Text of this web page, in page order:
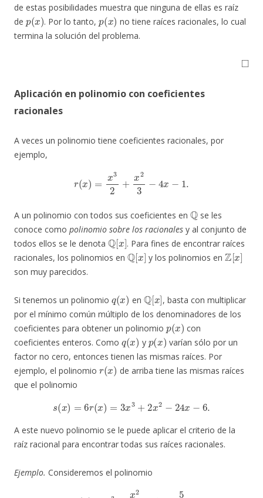
de estas posibilidades muestra que ninguna de ellas es raíz
de
p(x)
. Por lo tanto,
p(x)
no tiene raíces racionales, lo cual
termina la solución del problema.
◻
Aplicación en polinomio con coeficientes
racionales
A veces un polinomio tiene coeficientes racionales, por
ejemplo,
3 23
A un polinomio con todos sus coeficientes en
Q
se les
conoce como polinomio sobre los racionales y al conjunto de
todos ellos se le denota
Q[x]
. Para fines de encontrar raíces
racionales, los polinomios en
Q [x]
y los polinomios en
Z[x]
son muy parecidos.
Si tenemos un polinomio
( )
en
Q [ x]
, basta con multiplicar
por el mínimo común múltiplo de los denominadores de los
coeficientes para obtener un polinomio
p(x)
con
coeficientes enteros. Como
q(x)
y
p(x)
varían sólo por un
factor no cero, entonces tienen las mismas raíces. Por
ejemplo, el polinomio
r(x )
de arriba tiene las mismas raíces
que el polinomio
s = 6r x 3x 3+ 2 x2 − x−
A este nuevo polinomio se le puede aplicar el criterio de la
raíz racional para encontrar todas sus raíces racionales.
Ejemplo. Consideremos el polinomio
23